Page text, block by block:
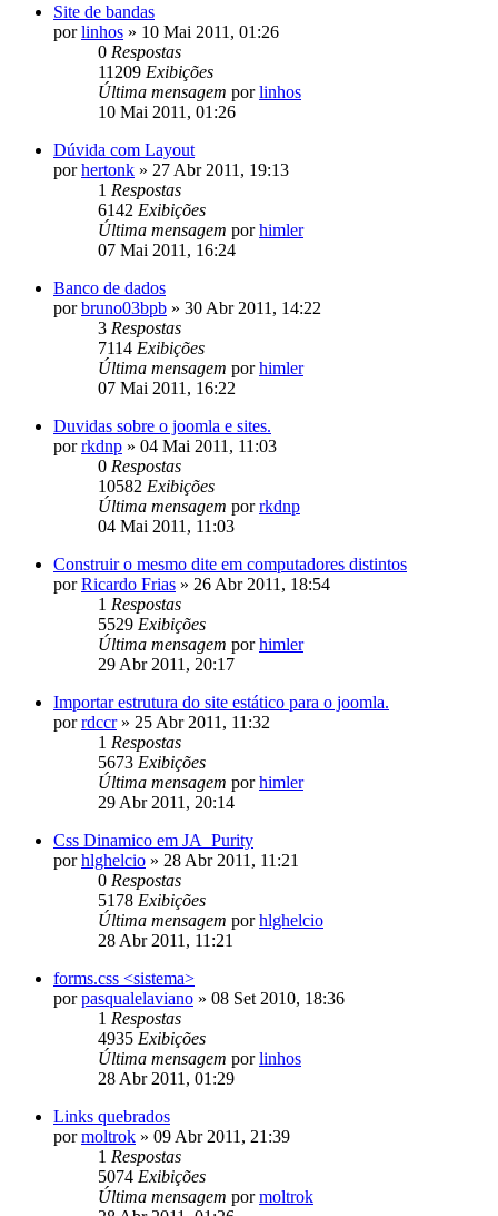
Site de bandas
porlinhos » 10 Mai 2011, 01:26
0 Respostas
11209 Exibições
Última mensagem porlinhos
10 Mai 2011, 01:26
Dúvida com Layout
porhertonk » 27 Abr 2011, 19:13
1 Respostas
6142 Exibições
Última mensagem porhimler
07 Mai 2011, 16:24
Banco de dados
porbruno03bpb » 30 Abr 2011, 14:22
3 Respostas
7114 Exibições
Última mensagem porhimler
07 Mai 2011, 16:22
Duvidas sobre o joomla e sites.
porrkdnp » 04 Mai 2011, 11:03
0 Respostas
10582 Exibições
Última mensagem porrkdnp
04 Mai 2011, 11:03
Construir o mesmo dite em computadores distintos
porRicardo Frias » 26 Abr 2011, 18:54
1 Respostas
5529 Exibições
Última mensagem porhimler
29 Abr 2011, 20:17
Importar estrutura do site estático para o joomla.
porrdccr» 25 Abr 2011, 11:32
1 Respostas
5673 Exibições
Última mensagem porhimler
29 Abr 2011, 20:14
Css Dinamico em JA_Purity
porhlghelcio » 28 Abr 2011, 11:21
0 Respostas
5178 Exibições
Última mensagem porhlghelcio
28 Abr 2011, 11:21
forms.css <sistema>
porpasqualelaviano » 08 Set 2010, 18:36
1 Respostas
4935 Exibições
Última mensagem porlinhos
28 Abr 2011, 01:29
Links quebrados
pormoltrok » 09 Abr 2011, 21:39
1 Respostas
5074 Exibições
Última mensagem pormoltrok